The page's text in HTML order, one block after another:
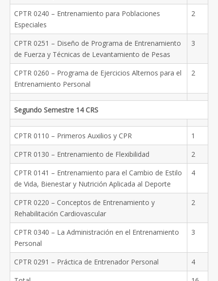
CPTR 0240 – Entrenamiento para Poblaciones
Especiales
2
CPTR 0251 – Diseño de Programa de Entrenamiento
de Fuerza y Técnicas de Levantamiento de Pesas
3
CPTR 0260 – Programa de Ejercicios Alternos para el
Entrenamiento Personal
2
Segundo Semestre 14 CRS
CPTR 0110 – Primeros Auxilios y CPR
1
CPTR 0130 – Entrenamiento de Flexibilidad
2
CPTR 0141 – Entrenamiento para el Cambio de Estilo
de Vida, Bienestar y Nutrición Aplicada al Deporte
4
CPTR 0220 – Conceptos de Entrenamiento y
Rehabilitación Cardiovascular
2
CPTR 0340 – La Administración en el Entrenamiento
Personal
3
CPTR 0291 – Práctica de Entrenador Personal
4